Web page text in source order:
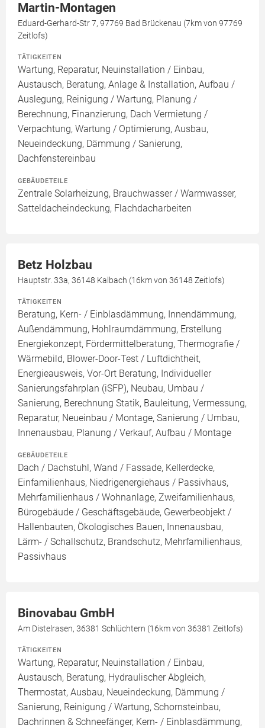
Martin-Montagen
Eduard-Gerhard-Str 7, 97769 Bad Brückenau (7km von 97769
Zeitlofs)
TÄTIGKEITEN
Wartung, Reparatur, Neuinstallation / Einbau,
Austausch, Beratung, Anlage & Installation, Aufbau /
Auslegung, Reinigung / Wartung, Planung /
Berechnung, Finanzierung, Dach Vermietung /
Verpachtung, Wartung / Optimierung, Ausbau,
Neueindeckung, Dämmung / Sanierung,
Dachfenstereinbau
GEBÄUDETEILE
Zentrale Solarheizung, Brauchwasser / Warmwasser,
Satteldacheindeckung, Flachdacharbeiten
Betz Holzbau
Hauptstr. 33a, 36148 Kalbach (16km von 36148 Zeitlofs)
TÄTIGKEITEN
Beratung, Kern- / Einblasdämmung, Innendämmung,
Außendämmung, Hohlraumdämmung, Erstellung
Energiekonzept, Fördermittelberatung, Thermografie /
Wärmebild, Blower-Door-Test / Luftdichtheit,
Energieausweis, Vor-Ort Beratung, Individueller
Sanierungsfahrplan (iSFP), Neubau, Umbau /
Sanierung, Berechnung Statik, Bauleitung, Vermessung,
Reparatur, Neueinbau / Montage, Sanierung / Umbau,
Innenausbau, Planung / Verkauf, Aufbau / Montage
GEBÄUDETEILE
Dach / Dachstuhl, Wand / Fassade, Kellerdecke,
Einfamilienhaus, Niedrigenergiehaus / Passivhaus,
Mehrfamilienhaus / Wohnanlage, Zweifamilienhaus,
Bürogebäude / Geschäftsgebäude, Gewerbeobjekt /
Hallenbauten, Ökologisches Bauen, Innenausbau,
Lärm- / Schallschutz, Brandschutz, Mehrfamilienhaus,
Passivhaus
Binovabau GmbH
Am Distelrasen, 36381 Schlüchtern (16km von 36381 Zeitlofs)
TÄTIGKEITEN
Wartung, Reparatur, Neuinstallation / Einbau,
Austausch, Beratung, Hydraulischer Abgleich,
Thermostat, Ausbau, Neueindeckung, Dämmung /
Sanierung, Reinigung / Wartung, Schornsteinbau,
Dachrinnen & Schneefänger, Kern- / Einblasdämmung,